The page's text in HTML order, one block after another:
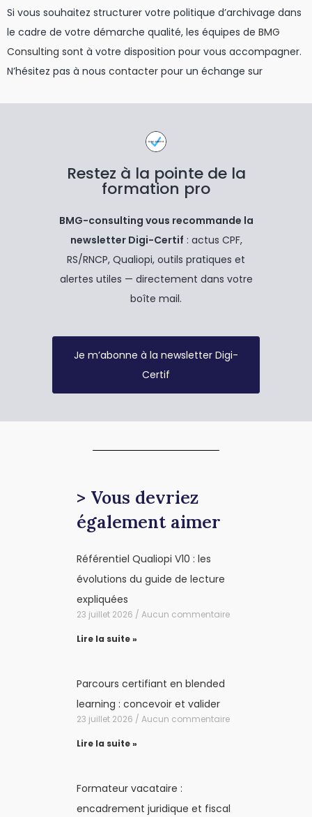
Si vous souhaitez structurer votre politique d’archivage dans
le cadre de votre démarche qualité, les équipes de BMG
Consulting sont à votre disposition pour vous accompagner.
N’hésitez pas à nous contacter pour un échange sur
Restez à la pointe de la
formation pro
BMG-consulting vous recommande la
newsletter Digi-Certif : actus CPF,
RS/RNCP, Qualiopi, outils pratiques et
alertes utiles — directement dans votre
boîte mail.
Je m’abonne à la newsletter Digi-
Certif
> Vous devriez
également aimer
Référentiel Qualiopi V10 : les
évolutions du guide de lecture
expliquées
23 juillet 2026 Aucun commentaire
Lire la suite »
Parcours certifiant en blended
learning : concevoir et valider
23 juillet 2026 Aucun commentaire
Lire la suite »
Formateur vacataire :
encadrement juridique et fiscal